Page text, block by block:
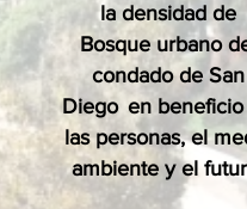
la densidad de
Bosque urbano
condado de San
Diego en
las personas, el
ambiente y el